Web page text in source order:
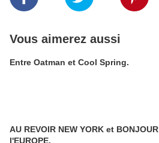
Vous aimerez aussi
Entre Oatman et Cool Spring.
AU REVOIR NEW YORK et BONJOUR
l'EUROPE.